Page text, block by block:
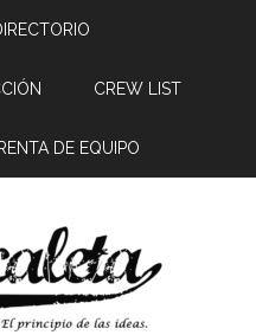
CREW LIST
RENTA DE EQUIPO